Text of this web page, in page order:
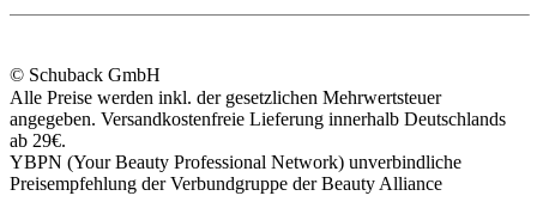
© Schuback GmbH
Alle Preise werden inkl. der gesetzlichen Mehrwertsteuer
angegeben. Versandkostenfreie Lieferung innerhalb Deutschlands
ab 29€.
YBPN (Your Beauty Professional Network) unverbindliche
Preisempfehlung der Verbundgruppe der Beauty Alliance